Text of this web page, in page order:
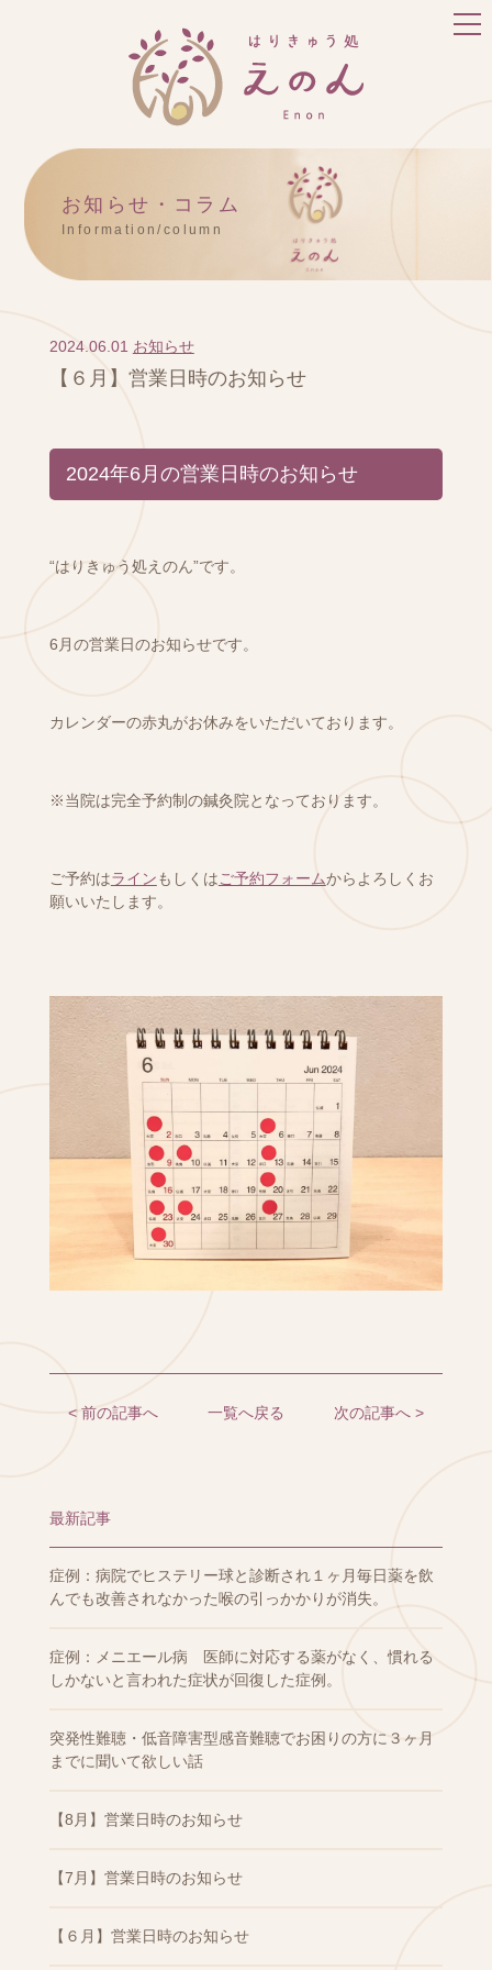
お知らせ・コラム
Information/column
2024.06.01 お知らせ
【６月】営業日時のお知らせ
2024年6月の営業日時のお知らせ
“はりきゅう処えのん”です。
6月の営業日のお知らせです。
カレンダーの赤丸がお休みをいただいております。
※当院は完全予約制の鍼灸院となっております。
ご予約はラインもしくはご予約フォームからよろしくお
願いいたします。
< 前の記事へ 一覧へ戻る 次の記事へ >
最新記事
症例：病院でヒステリー球と診断され１ヶ月毎日薬を飲
んでも改善されなかった喉の引っかかりが消失。
症例：メニエール病 医師に対応する薬がなく、慣れる
しかないと言われた症状が回復した症例。
突発性難聴・低音障害型感音難聴でお困りの方に３ヶ月
までに聞いて欲しい話
【8月】営業日時のお知らせ
【7月】営業日時のお知らせ
【６月】営業日時のお知らせ